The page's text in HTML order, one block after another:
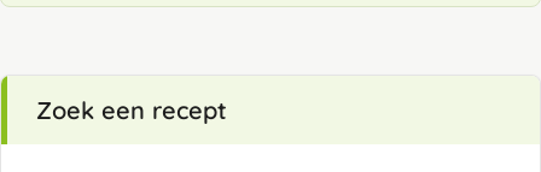
Zoek een recept